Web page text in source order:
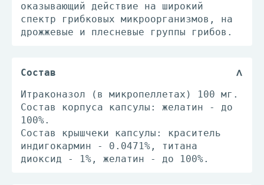
оказывающий действие на широкий
спектр грибковых микроорганизмов, на
дрожжевые и плесневые группы грибов.
Состав
Итраконазол (в микропеллетах) 100 мг.
Состав корпуса капсулы: желатин - до
100%.
Состав крышчеки капсулы: краситель
индигокармин - 0.0471%, титана
диоксид - 1%, желатин - до 100%.